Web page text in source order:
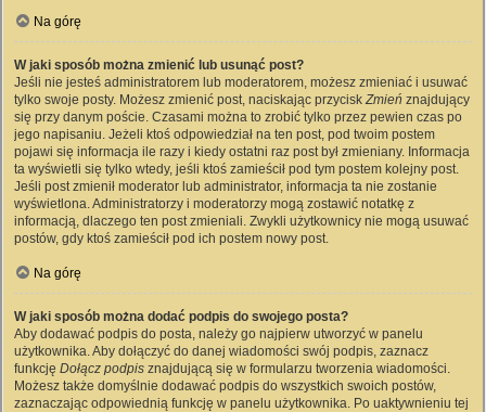
Na górę
W jaki sposób można zmienić lub usunąć post?
Jeśli nie jesteś administratorem lub moderatorem, możesz zmieniać i usuwać
tylko swoje posty. Możesz zmienić post, naciskając przyciskZmień znajdujący
się przy danym poście. Czasami można to zrobić tylko przez pewien czas po
jego napisaniu. Jeżeli ktoś odpowiedział na ten post, pod twoim postem
pojawi się informacja ile razy i kiedy ostatni raz post był zmieniany. Informacja
ta wyświetli się tylko wtedy, jeśli ktoś zamieścił pod tym postem kolejny post.
Jeśli post zmienił moderator lub administrator, informacja ta nie zostanie
wyświetlona. Administratorzy i moderatorzy mogą zostawić notatkę z
informacją, dlaczego ten post zmieniali. Zwykli użytkownicy nie mogą usuwać
postów, gdy ktoś zamieścił pod ich postem nowy post.
Na górę
W jaki sposób można dodać podpis do swojego posta?
Aby dodawać podpis do posta, należy go najpierw utworzyć w panelu
użytkownika. Aby dołączyć do danej wiadomości swój podpis, zaznacz
funkcję Dołącz podpis znajdującą się w formularzu tworzenia wiadomości.
Możesz także domyślnie dodawać podpis do wszystkich swoich postów,
zaznaczając odpowiednią funkcję w panelu użytkownika. Po uaktywnieniu tej